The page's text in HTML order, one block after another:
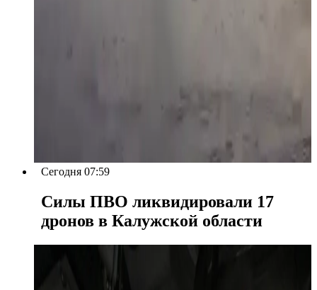
Сегодня 07:59
Силы ПВО ликвидировали 17
дронов в Калужской области